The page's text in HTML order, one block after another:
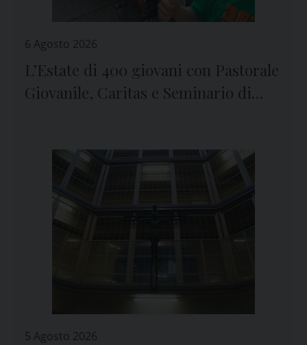
6 Agosto 2026
L’Estate di 400 giovani con Pastorale
Giovanile, Caritas e Seminario di
5 Agosto 2026